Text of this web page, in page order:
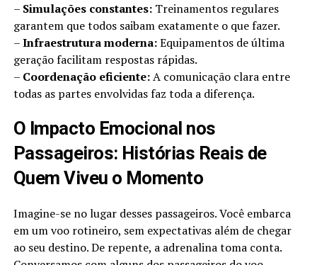
– Simulações constantes:Treinamentos regulares
garantem que todos saibam exatamente o que fazer.
–Infraestrutura moderna:Equipamentos de última
geração facilitam respostas rápidas.
– Coordenação eficiente:A comunicação clara entre
todas as partes envolvidas faz toda a diferença.
O Impacto Emocional nos
Passageiros: Histórias Reais de
Quem Viveu o Momento
Imagine-se no lugar desses passageiros. Você embarca
em um voo rotineiro, sem expectativas além de chegar
ao seu destino. De repente, a adrenalina toma conta.